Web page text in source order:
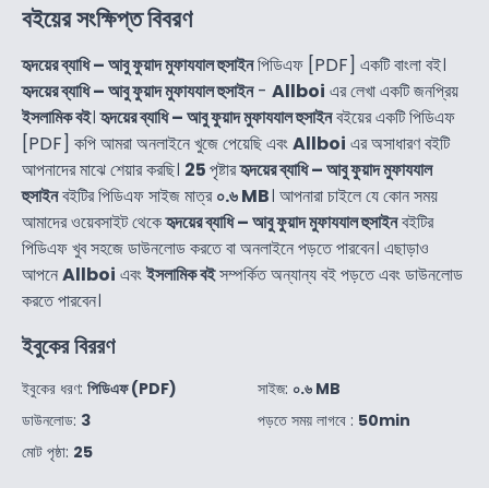
বইয়ের সংক্ষিপ্ত বিবরণ
হৃদয়ের ব্যাধি – আবু ফুয়াদ মুফাযযাল হুসাইনপিডিএফ [PDF] একটি বাংলা বই।
হৃদয়ের ব্যাধি – আবু ফুয়াদ মুফাযযাল হুসাইন- Allboi এর লেখা একটি জনপ্রিয়
ইসলামিক বই।হৃদয়ের ব্যাধি – আবু ফুয়াদ মুফাযযাল হুসাইনবইয়ের একটি পিডিএফ
[PDF] কপি আমরা অনলাইনে খুজে পেয়েছি এবংAllboi এর অসাধারণ বইটি
আপনাদের মাঝে শেয়ার করছি। 25পৃষ্টারহৃদয়ের ব্যাধি – আবু ফুয়াদ মুফাযযাল
হুসাইনবইটির পিডিএফ সাইজ মাত্র০.৬ MB। আপনারা চাইলে যে কোন সময়
আমাদের ওয়েবসাইট থেকেহৃদয়ের ব্যাধি – আবু ফুয়াদ মুফাযযাল হুসাইনবইটির
পিডিএফ খুব সহজে ডাউনলোড করতে বা অনলাইনে পড়তে পারবেন। এছাড়াও
আপনেAllboi এবংইসলামিক বইসম্পর্কিত অন্যান্য বই পড়তে এবং ডাউনলোড
করতে পারবেন।
ইবুকের বিররণ
ইবুকের ধরণ: পিডিএফ (PDF)
ডাউনলোড: 3
মোট পৃষ্ঠা: 25
সাইজ: ০.৬ MB
পড়তে সময় লাগবে : 50min